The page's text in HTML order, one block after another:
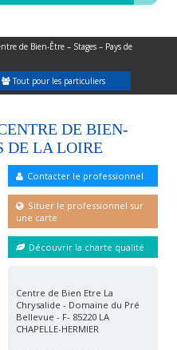
de Bien-Être – Stages – Pays de
Tout pour les particuliers
DE BIEN-
DE LA LOIRE
Couleurs_La_Chrysalide_Centre_de_Bien-
Être_Neorizons ()
Contacter le professionnel
Situer le professionnel sur
une carte
Découvrir la charte qualité
Centre de Bien Etre La
Chrysalide - Domaine du Pré
Bellevue - F- 85220 LA
CHAPELLE-HERMIER